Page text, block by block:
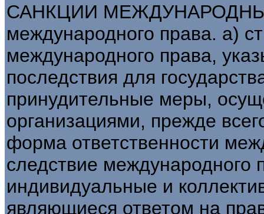
САНКЦИИ МЕЖДУНАРОДНЫЕ
международного права. а)
международного права,
последствия для
принудительные меры,
организациями, прежде
форма ответственности
следствие международного
индивидуальные и
являющиеся ответом на